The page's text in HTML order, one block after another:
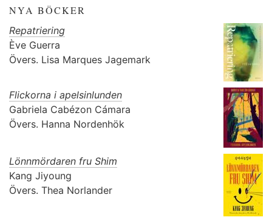
NYA BÖCKER
Repatriering
Ève Guerra
Övers. Lisa Marques Jagemark
Flickorna i apelsinlunden
Gabriela Cabézon Cámara
Övers. Hanna Nordenhök
Lönnmördaren fru Shim
Kang Jiyoung
Övers. Thea Norlander